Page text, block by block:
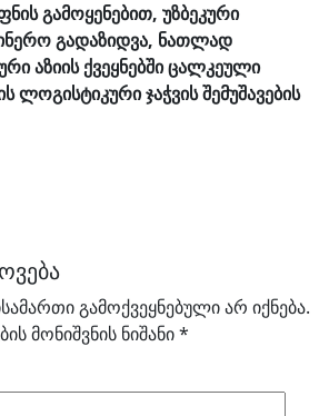
გამოყენებით, უზბეკური
გადაზიდვა, ნათლად
აზიის ქვეყნებში ცალკეული
ლოგისტიკური ჯაჭვის შემუშავების
გამოქვეყნებული არ იქნება.
მონიშვნის ნიშანი*